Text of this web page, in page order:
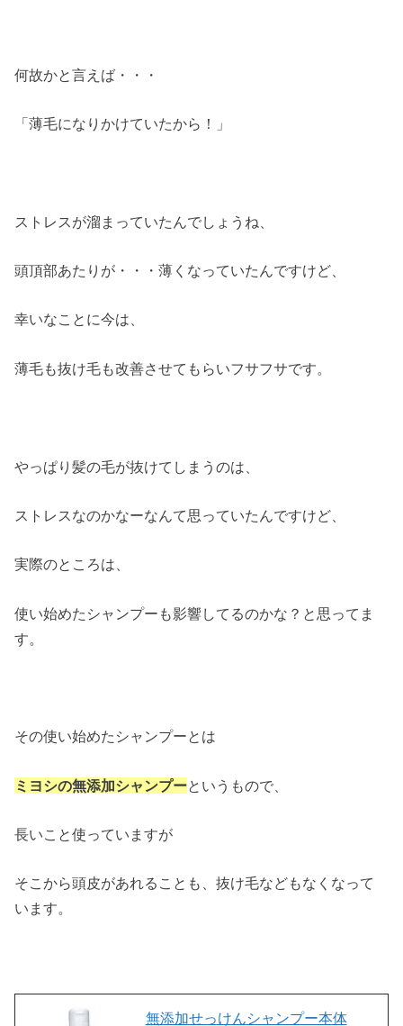
何故かと言えば・・・
「薄毛になりかけていたから！」
ストレスが溜まっていたんでしょうね、
頭頂部あたりが・・・薄くなっていたんですけど、
幸いなことに今は、
薄毛も抜け毛も改善させてもらいフサフサです。
やっぱり髪の毛が抜けてしまうのは、
ストレスなのかなーなんて思っていたんですけど、
実際のところは、
使い始めたシャンプーも影響してるのかな？と思ってま
す。
その使い始めたシャンプーとは
ミヨシの無添加シャンプーというもので、
長いこと使っていますが
そこから頭皮があれることも、抜け毛などもなくなって
います。
無添加せっけんシャンプー本体